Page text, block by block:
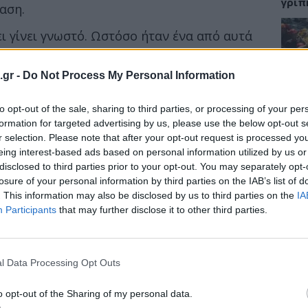
- Do Not Process My Personal Information
opt-out of the sale, sharing to third parties, or processing of your
for targeted advertising by us, please use the below opt-out
selection. Please note that after your opt-out request is processed
interest-based ads based on personal information utilized by us
to third parties prior to your opt-out. You may separately
of your personal information by third parties on the IAB’s list of
This information may also be disclosed by us to third parties on the
Participants that may further disclose it to other third parties.
Data Processing Opt Outs
opt-out of the Sharing of my personal data.
γίνει γνωστό. Ωστόσο ήταν ένα από αυτά
Τύπου το θέλουν να έπασχε από
με ιλαρά. Και αυτό διότι
σαν την φωτιά» στην περιοχή.
5